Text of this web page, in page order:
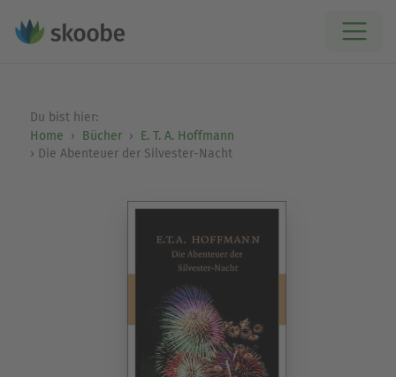
Du bist hier:
Home
Bücher
E. T. A. Hoffmann
Die Abenteuer der Silvester-Nacht